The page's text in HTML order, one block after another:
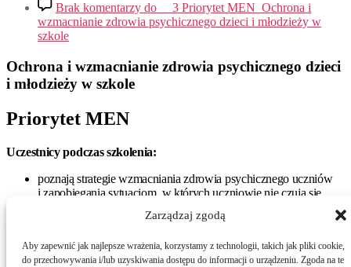
Zarządzaj zgodą
Aby zapewnić jak najlepsze wrażenia, korzystamy z technologii, takich jak pliki cookie,
do przechowywania i/lub uzyskiwania dostępu do informacji o urządzeniu. Zgoda na te
Brak komentarzy do __3 Priorytet MEN_Ochrona i
wzmacnianie zdrowia psychicznego dzieci i młodzieży w
szkole
Ochrona i wzmacnianie zdrowia psychicznego dzieci
i młodzieży w szkole
Priorytet MEN
Uczestnicy podczas szkolenia:
poznają strategie wzmacniania zdrowia psychicznego uczniów
i zapobiegania sytuacjom, w których uczniowie nie czują się
nauczą się, jak kształtować postawę świadomego zarządzania
wzmocnią kompetencje w zakresie kształtowania kompetencji
emocjonalnych uczniów,